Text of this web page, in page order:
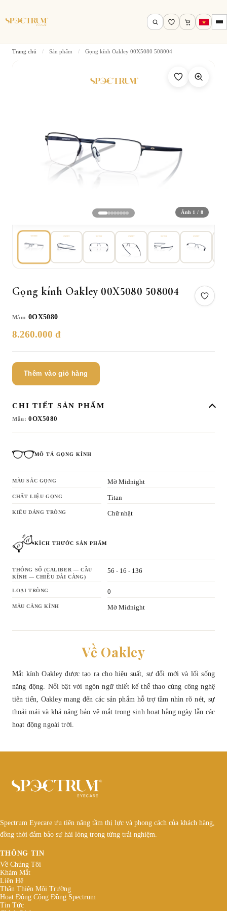
Tìm theo tên, mã gọng, thương hiệu…
Tìm kiếm
Trang chủ / Sản phẩm / Gọng kính Oakley 00X5080 508004
Ảnh 1 / 8
Gọng kính Oakley 00X5080 508004
Mẫu: 0OX5080
8.260.000 đ
Thêm vào giỏ hàng
CHI TIẾT SẢN PHẨM
Mẫu: 0OX5080
MÔ TẢ GỌNG KÍNH
MÀU SẮC GỌNG Mờ Midnight
CHẤT LIỆU GỌNG Titan
KIỂU DÁNG TRÒNG Chữ nhật
KÍCH THƯỚC SẢN PHẨM
THÔNG SỐ (CALIBER — CẦU
KÍNH — CHIỀU DÀI CÀNG)
56 - 16 - 136
LOẠI TRÒNG 0
MÀU CÀNG KÍNH Mờ Midnight
Về Oakley
Mắt kính Oakley được tạo ra cho hiệu suất, sự đổi mới và lối sống
năng động. Nổi bật với ngôn ngữ thiết kế thể thao cùng công nghệ
tiên tiến, Oakley mang đến các sản phẩm hỗ trợ tầm nhìn rõ nét, sự
thoải mái và khả năng bảo vệ mắt trong sinh hoạt hằng ngày lẫn các
hoạt động ngoài trời.
Spectrum Eyecare ưu tiên nâng tầm thị lực và phong cách của khách hàng,
đồng thời đảm bảo sự hài lòng trong từng trải nghiệm.
THÔNG TIN
Về Chúng Tôi
Khám Mắt
Liên Hệ
Thân Thiện Môi Trường
Hoạt Động Cộng Đồng Spectrum
Tin Tức